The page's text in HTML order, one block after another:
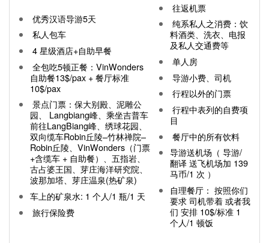
优秀汉语导游5天
私人包车
4 星级酒店+自助早餐
全包吃5顿正餐：VinWonders
自助餐13$/pax + 餐厅标准
10$/pax
景点门票：保大别殿、泥雕公
园、 Langbiang峰、乘坐吉普车
前往LangBiang峰、绣球花园、
双向缆车Robin丘陵–竹林禅院–
Robin丘陵、VinWonders（门票
+含缆车 + 自助餐）、五指岩、
古占婆王国、芽庄海洋研究院、
波那加塔、芽庄温泉(热矿泉)
车上的矿泉水: 1 个人/1 瓶/1 天
旅行保险费
往返机票
纯系私人之消费：饮
料酒类、洗衣、电报
及私人交通费等
单人房
导游小费、司机
行程以外的门票
行程中表列的自费项
目
餐厅中的所有饮料
导游送机场（ 导游/
翻译 送飞机场加 139
马币/1 次 ）
自理餐厅： 按照你们
要求 司机带着 或者我
们 安排 10$/标准 1
个人/1 顿饭